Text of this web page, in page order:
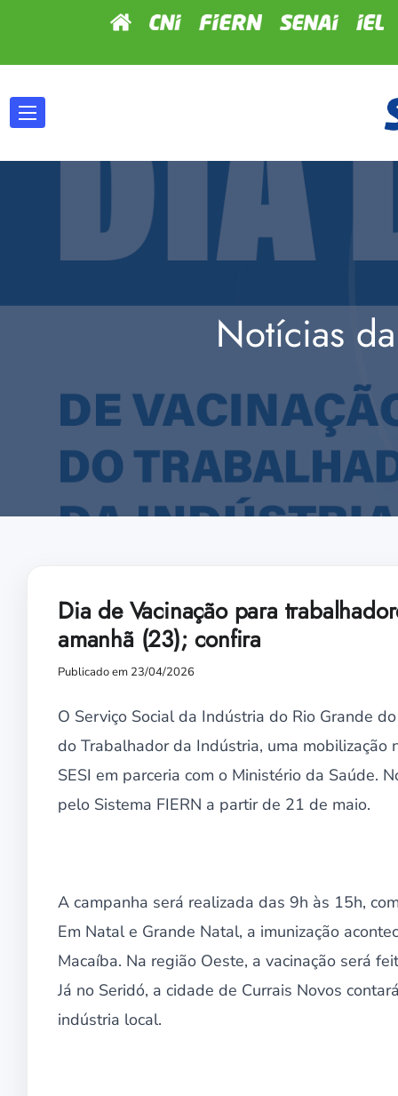
Notícias
Dia de Vacinação para
amanhã (23); confira
Publicado em 23/04/2026
O Serviço Social da Indústria do Rio Grande
do Trabalhador da Indústria, uma
SESI em parceria com o Ministério da Saúde.
pelo Sistema FIERN a partir de 21 de maio.
A campanha será realizada das 9h às 15h,
Em Natal e Grande Natal, a imunização
Macaíba. Na região Oeste, a vacinação será
Já no Seridó, a cidade de Currais Novos
indústria local.